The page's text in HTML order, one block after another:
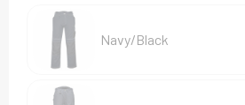
T-Shirts
Veiligheidsvesten en Veiligheidshesjes
Navy/Black